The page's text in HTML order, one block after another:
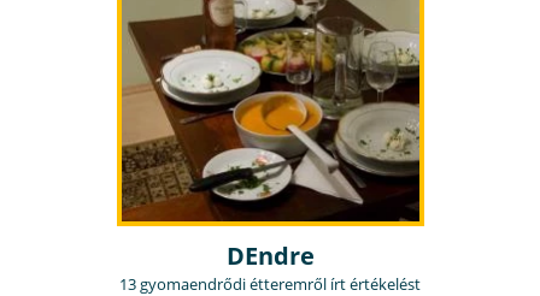
DEndre
13 gyomaendrődi étteremről írt értékelést